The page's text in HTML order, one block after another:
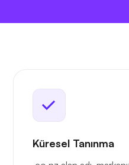
Küresel Tanınma